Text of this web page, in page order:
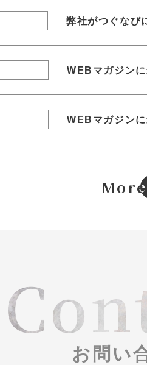
弊社がつぐなび
WEBマガジン
WEBマガジン
More
e
お問い